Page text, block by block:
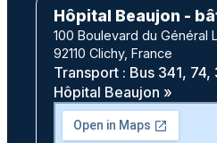
Hôpital Beaujon -
100 Boulevard du Général
92110 Clichy, France
Transport : Bus 341,
Hôpital Beaujon »